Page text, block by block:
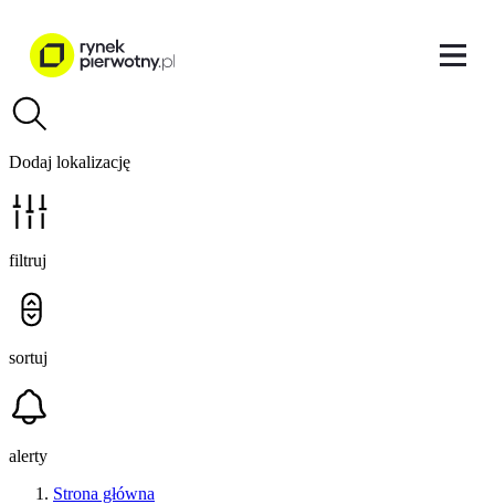
Dodaj lokalizację
filtruj
sortuj
alerty
Strona główna